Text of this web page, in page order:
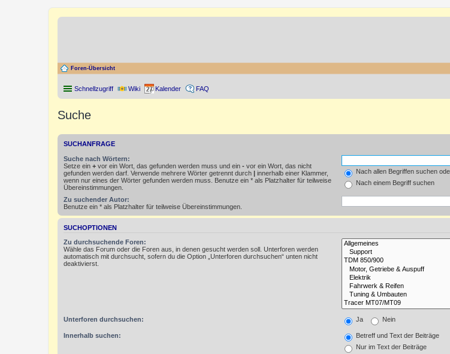
Foren-Übersicht
Schnellzugriff Wiki Kalender FAQ
Suche
SUCHANFRAGE
Suche nach Wörtern:
Setze ein + vor ein Wort, das gefunden werden muss und ein - vor ein Wort, das nicht
gefunden werden darf. Verwende mehrere Wörter getrennt durch | innerhalb einer Klammer,
wenn nur eines der Wörter gefunden werden muss. Benutze ein * als Platzhalter für teilweise
Übereinstimmungen.
Nach allen Begriffen suchen
Nach einem Begriff suchen
Zu suchender Autor:
Benutze ein * als Platzhalter für teilweise Übereinstimmungen.
SUCHOPTIONEN
Zu durchsuchende Foren:
Wähle das Forum oder die Foren aus, in denen gesucht werden soll. Unterforen werden
automatisch mit durchsucht, sofern du die Option „Unterforen durchsuchen“ unten nicht
deaktivierst.
Unterforen durchsuchen: Ja Nein
Innerhalb suchen:
Betreff und Text der Beiträge
Nur im Text der Beiträge